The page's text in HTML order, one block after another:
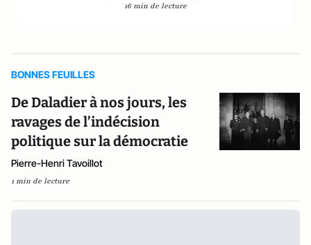
16 min de lecture
BONNES FEUILLES
De Daladier à nos jours, les
ravages de l’indécision
politique sur la démocratie
Pierre-Henri Tavoillot
1 min de lecture